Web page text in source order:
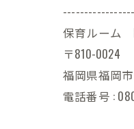
保育ルーム
〒810-0024
福岡県福岡
電話番号 :